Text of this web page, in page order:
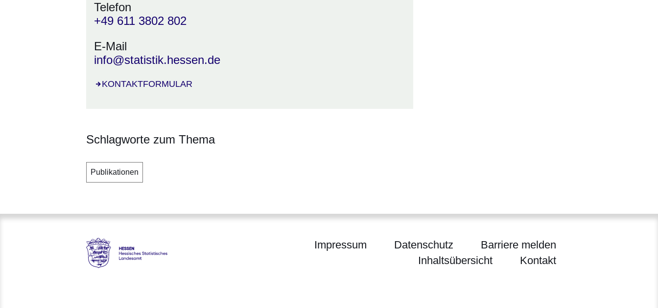
Telefon
+49 611 3802 802
E-Mail
info@statistik.hessen.de
KONTAKTFORMULAR
Öffnet sich in einem neuen Fenster
Schlagworte zum Thema
Publikationen
Hessen - Hessisches Statistisches Landesamt
Impressum Datenschutz
Barriere melden
Inhaltsübersicht
Kontakt